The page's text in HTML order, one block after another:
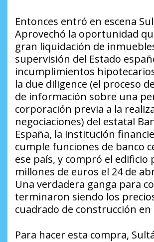
Entonces entró en escena
Aprovechó la oportunidad
gran liquidación de
supervisión del Estado
incumplimientos
la due diligence (el proceso
de información sobre una
corporación previa a la
negociaciones) del estatal
España, la institución
cumple funciones de banco
ese país, y compró el edificio
millones de euros el 24 de
Una verdadera ganga para
terminaron siendo los
cuadrado de construcción en
Para hacer esta compra,